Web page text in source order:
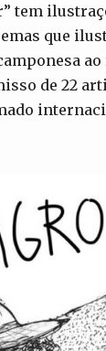
tem
que
de 22